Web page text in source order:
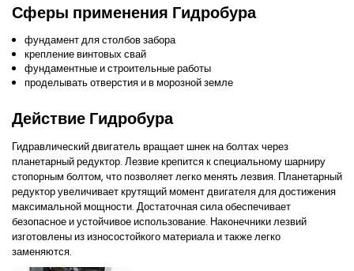
Сферы применения Гидробура
фундамент для столбов забора
крепление винтовых свай
фундаментные и строительные работы
проделывать отверстия и в морозной земле
Действие Гидробура
Гидравлический двигатель вращает шнек на болтах через
планетарный редуктор. Лезвие крепится к специальному шарниру
стопорным болтом, что позволяет легко менять лезвия. Планетарный
редуктор увеличивает крутящий момент двигателя для достижения
максимальной мощности. Достаточная сила обеспечивает
безопасное и устойчивое использование. Наконечники лезвий
изготовлены из износостойкого материала и также легко
заменяются.